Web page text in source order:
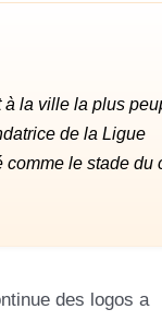
à la ville la plus
de la Ligue
le stade du
des logos a